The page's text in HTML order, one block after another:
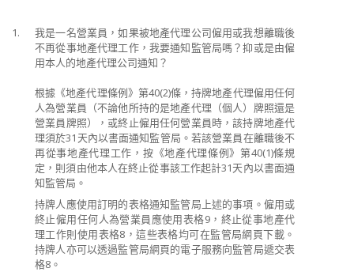
1.
我是一名營業員，如果被地產代理公司僱用或我想離職後
不再從事地產代理工作，我要通知監管局嗎？抑或是由僱
用本人的地產代理公司通知？
根據《地產代理條例》第40(2)條，持牌地產代理僱用任何
人為營業員（不論他所持的是地產代理（個人）牌照還是
營業員牌照），或終止僱用任何營業員時，該持牌地產代
理須於31天內以書面通知監管局。若該營業員在離職後不
再從事地產代理工作，按《地產代理條例》第40(1)條規
定，則須由他本人在終止從事該工作起計31天內以書面通
知監管局。
持牌人應使用訂明的表格通知監管局上述的事項。僱用或
終止僱用任何人為營業員應使用表格9，終止從事地產代
理工作則使用表格8，這些表格均可在監管局網頁下載。
持牌人亦可以透過監管局網頁的電子服務向監管局遞交表
格8。